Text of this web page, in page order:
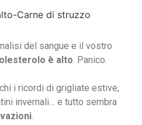
del sangue e il vostro
è alto . Panico.
i ricordi di grigliate estive,
invernali… e tutto sembra